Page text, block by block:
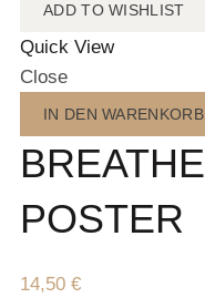
ADD TO WISHLIST
Quick View
Close
IN DEN WARENKORB
BREATHE
POSTER
14,50 €